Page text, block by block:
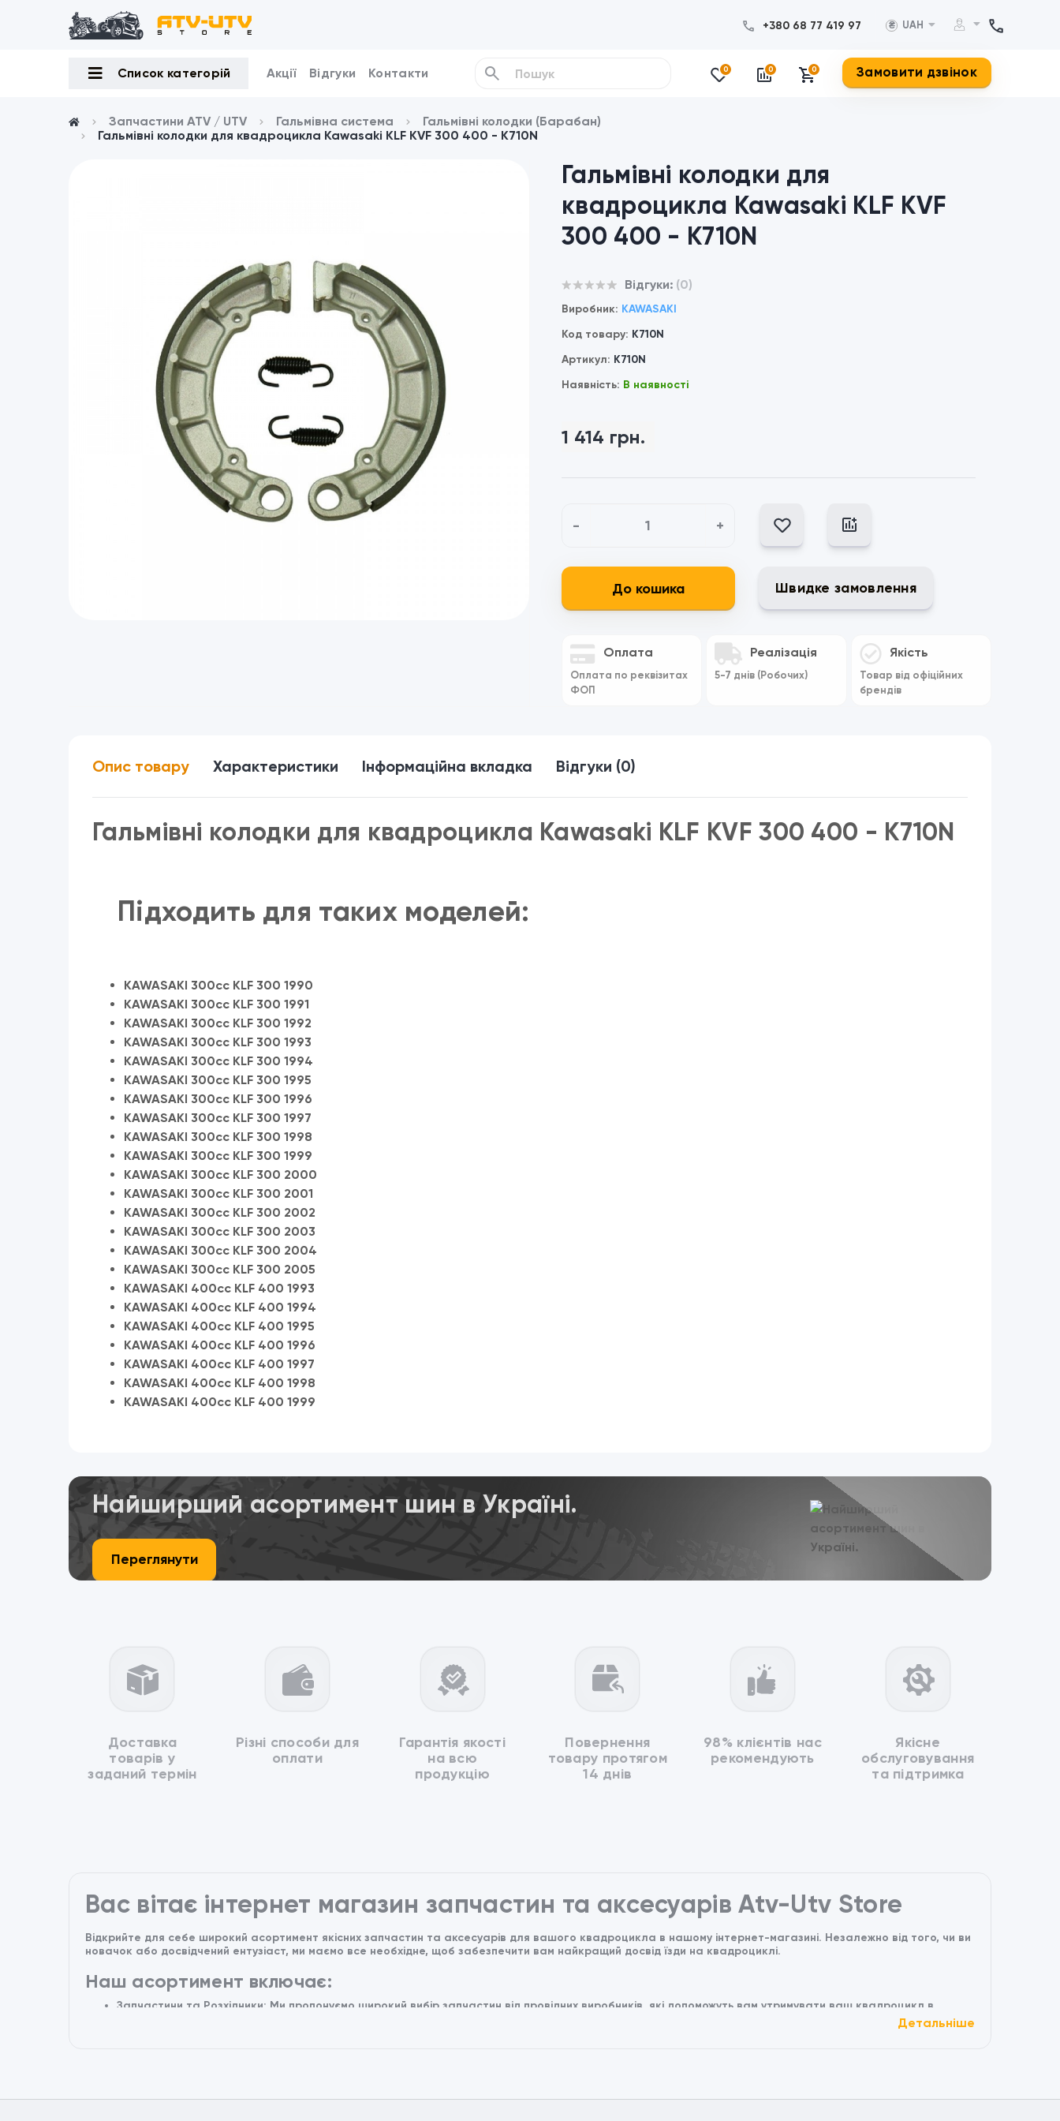
+380 68 77 419 97 ₴ UAH
Список категорій Акції Відгуки Контакти 0 0 0 Замовити дзвінок
Запчастини ATV / UTV Гальмівна система
Гальмівні колодки (Барабан)
Гальмівні колодки для квадроцикла Kawasaki KLF KVF 300 400 - K710N
Гальмівні колодки для
квадроцикла Kawasaki KLF KVF
300 400 - K710N
Відгуки: (0)
Виробник: KAWASAKI
Код товару: K710N
Артикул: K710N
Наявність: В наявності
1 414 грн.
- +
До кошика Швидке замовлення
Оплата
Оплата по реквізитах
ФОП
Реалізація
5-7 днів (Робочих)
Якість
Товар від офіційних
брендів
Опис товару Характеристики Інформаційна вкладка Відгуки (0)
Гальмівні колодки для квадроцикла Kawasaki KLF KVF 300 400 - K710N
Підходить для таких моделей:
KAWASAKI 300cc KLF 300 1990
KAWASAKI 300cc KLF 300 1991
KAWASAKI 300cc KLF 300 1992
KAWASAKI 300cc KLF 300 1993
KAWASAKI 300cc KLF 300 1994
KAWASAKI 300cc KLF 300 1995
KAWASAKI 300cc KLF 300 1996
KAWASAKI 300cc KLF 300 1997
KAWASAKI 300cc KLF 300 1998
KAWASAKI 300cc KLF 300 1999
KAWASAKI 300cc KLF 300 2000
KAWASAKI 300cc KLF 300 2001
KAWASAKI 300cc KLF 300 2002
KAWASAKI 300cc KLF 300 2003
KAWASAKI 300cc KLF 300 2004
KAWASAKI 300cc KLF 300 2005
KAWASAKI 400cc KLF 400 1993
KAWASAKI 400cc KLF 400 1994
KAWASAKI 400cc KLF 400 1995
KAWASAKI 400cc KLF 400 1996
KAWASAKI 400cc KLF 400 1997
KAWASAKI 400cc KLF 400 1998
KAWASAKI 400cc KLF 400 1999
Найширший асортимент шин в Україні.
Переглянути
Доставка
товарів у
заданий термін
Різні способи для
оплати
Гарантія якості
на всю
продукцію
Повернення
товару протягом
14 днів
98% клієнтів нас
рекомендують
Якісне
обслуговування
та підтримка
Вас вітає інтернет магазин запчастин та аксесуарів Atv-Utv Store
Відкрийте для себе широкий асортимент якісних запчастин та аксесуарів для вашого квадроцикла в нашому інтернет-магазині. Незалежно від того, чи ви
новачок або досвідчений ентузіаст, ми маємо все необхідне, щоб забезпечити вам найкращий досвід їзди на квадроциклі.
Наш асортимент включає:
Запчастини та Розхідники: Ми пропонуємо широкий вибір запчастин від провідних виробників, які допоможуть вам утримувати ваш квадроцикл в
Аксесуари: Прикрасьте свій квадроцикл і зробіть його унікальним. Ми маємо аксесуари для зручності, безпеки та стилю, включаючи шоломи, чохли,
документування подорожей та багато іншого.
Детальніше